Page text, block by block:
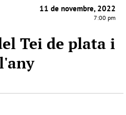
11 de novembre, 2022
7:00 pm
Tei de plata i